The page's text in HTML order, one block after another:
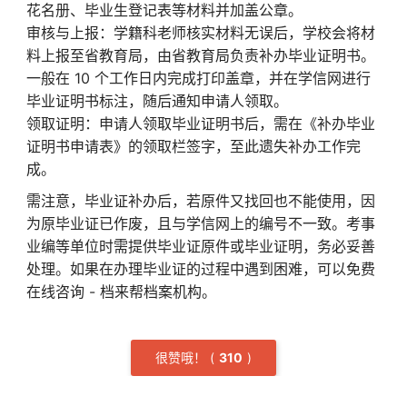
花名册、毕业生登记表等材料并加盖公章。
审核与上报：学籍科老师核实材料无误后，学校会将材
料上报至省教育局，由省教育局负责补办毕业证明书。
一般在 10 个工作日内完成打印盖章，并在学信网进行
毕业证明书标注，随后通知申请人领取。
领取证明：申请人领取毕业证明书后，需在《补办毕业
证明书申请表》的领取栏签字，至此遗失补办工作完
成。
需注意，毕业证补办后，若原件又找回也不能使用，因
为原毕业证已作废，且与学信网上的编号不一致。考事
业编等单位时需提供毕业证原件或毕业证明，务必妥善
处理。如果在办理毕业证的过程中遇到困难，可以免费
在线咨询 - 档来帮档案机构。
很赞哦！ ( 310 )